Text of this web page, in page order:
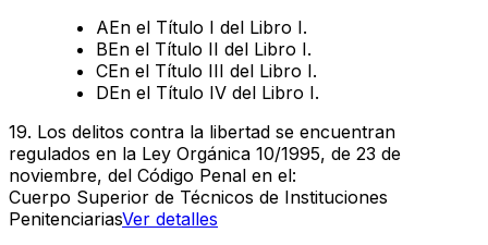
AEn el Título I del Libro I.
BEn el Título II del Libro I.
CEn el Título III del Libro I.
DEn el Título IV del Libro I.
19. Los delitos contra la libertad se encuentran
regulados en la Ley Orgánica 10/1995, de 23 de
noviembre, del Código Penal en el:
Cuerpo Superior de Técnicos de Instituciones
PenitenciariasVer detalles